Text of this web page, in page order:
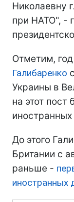
Николаевну
при НАТО", -
Отметим,
Галибаренко
Украины в
на этот
До этого
Британии с
раньше -
иностранных